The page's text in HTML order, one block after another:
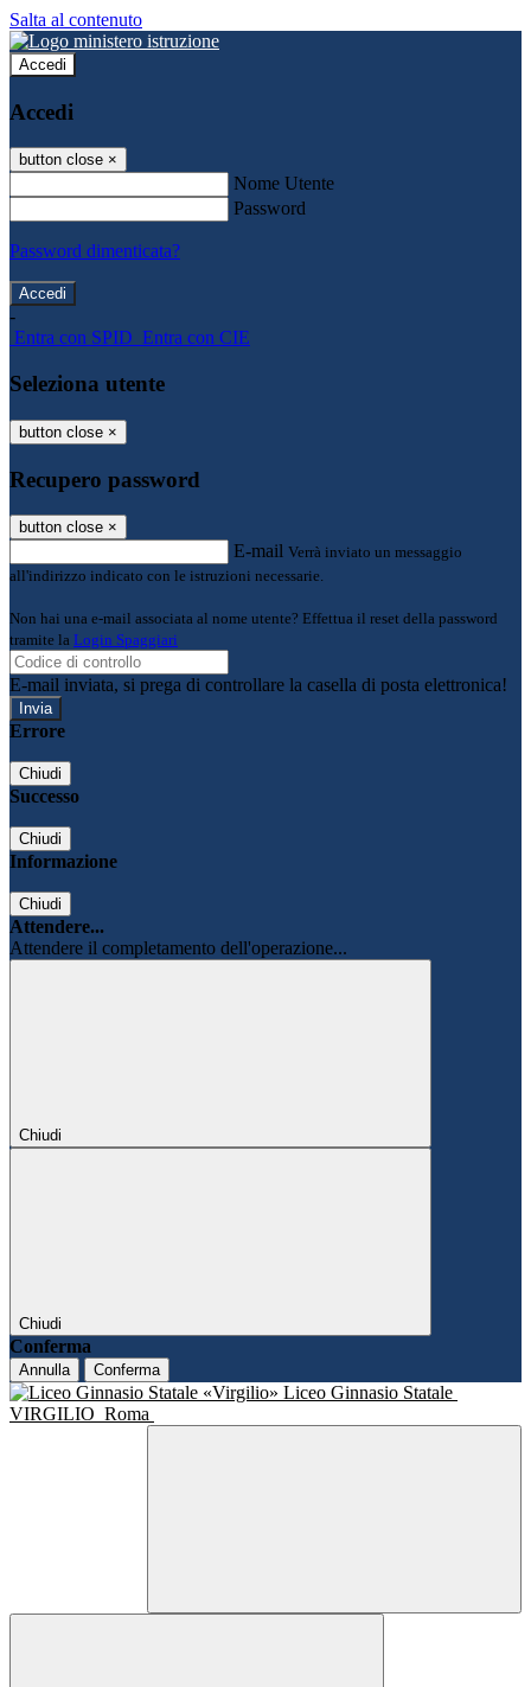
Salta al contenuto
Accedi
Accedi
button close ×
Nome Utente
Password
Password dimenticata?
-
Entra con SPID Entra con CIE
Seleziona utente
button close ×
Recupero password
button close ×
E-mail Verrà inviato un messaggio
all'indirizzo indicato con le istruzioni necessarie.
Non hai una e-mail associata al nome utente? Effettua il reset della password
tramite la Login Spaggiari
E-mail inviata, si prega di controllare la casella di posta elettronica!
Errore
Chiudi
Successo
Chiudi
Informazione
Chiudi
Attendere...
Attendere il completamento dell'operazione...
Chiudi
Chiudi
Conferma
Annulla Conferma
Liceo Ginnasio Statale
VIRGILIO Roma